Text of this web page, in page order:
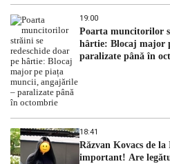
19:00
Poarta muncitorilor
hârtie: Blocaj major
paralizate până în
18:41
Răzvan Kovacs de
important! Are